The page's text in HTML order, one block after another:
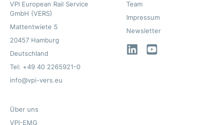
VPI European Rail Service
GmbH (VERS)
Mattentwiete 5
20457 Hamburg
Deutschland
Tel: +49 40 2265921-0
info@vpi-vers.eu
Team
Impressum
Newsletter
LinkedInYouTube
Über uns
VPI-EMG